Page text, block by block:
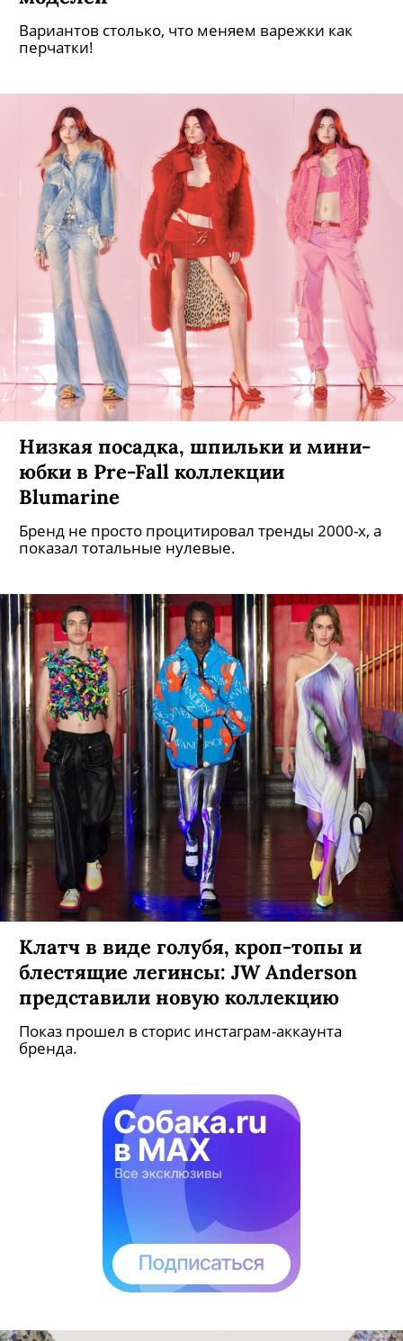
Вариантов столько, что меняем варежки как
перчатки!
Низкая посадка, шпильки и мини-
юбки в Pre-Fall коллекции
Blumarine
Бренд не просто процитировал тренды 2000-х, а
показал тотальные нулевые.
Клатч в виде голубя, кроп-топы и
блестящие легинсы: JW Anderson
представили новую коллекцию
Показ прошел в сторис инстаграм-аккаунта
бренда.